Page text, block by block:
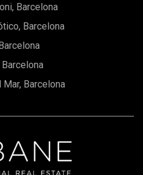
Barcelona
Barcelona
Barcelona